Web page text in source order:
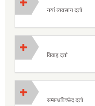
नयां व्यवसाय दर्ता
विवाह दर्ता
सम्बन्धविच्छेद दर्ता